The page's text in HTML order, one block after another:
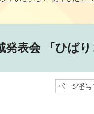
発表会 「ひば
ページ番